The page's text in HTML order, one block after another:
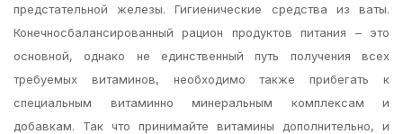
предстательной железы. Гигиенические средства из ваты.
Конечносбалансированный рацион продуктов питания – это
основной, однако не единственный путь получения всех
требуемых витаминов, необходимо также прибегать к
специальным витаминно минеральным комплексам и
добавкам. Так что принимайте витамины дополнительно, и